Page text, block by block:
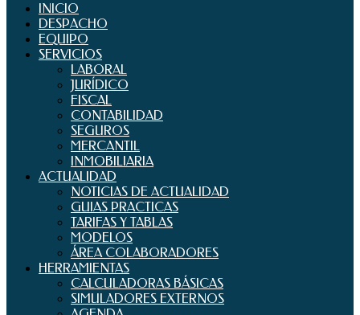
INICIO
DESPACHO
EQUIPO
SERVICIOS
LABORAL
JURÍDICO
FISCAL
CONTABILIDAD
SEGUROS
MERCANTIL
INMOBILIARIA
ACTUALIDAD
NOTICIAS DE ACTUALIDAD
GUIAS PRACTICAS
TARIFAS Y TABLAS
MODELOS
ÁREA COLABORADORES
HERRAMIENTAS
CALCULADORAS BÁSICAS
SIMULADORES EXTERNOS